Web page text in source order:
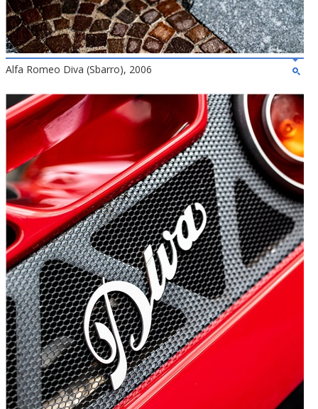
Alfa Romeo Diva (Sbarro), 2006